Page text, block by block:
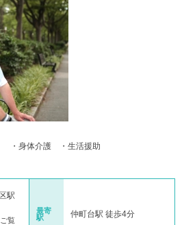
・身体介護 ・生活援助
駅
覧
最寄
駅
仲町台駅 徒歩4分